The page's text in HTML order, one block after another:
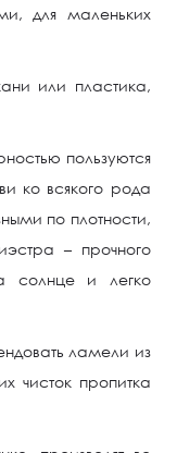
для маленьких
или пластика,
пользуются
ко всякого рода
по плотности,
– прочного
солнце и легко
ламели из
чисток пропитка